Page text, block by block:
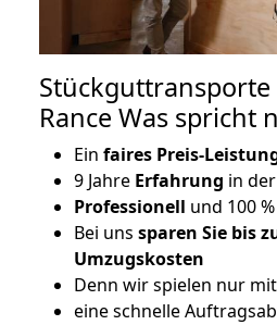
Stückguttransporte
Rance Was spricht
Ein faires Preis-
9 Jahre Erfahrung in
Professionell und 100
Bei uns sparen Sie bis
Umzugskosten
Denn wir spielen nur
eine schnelle